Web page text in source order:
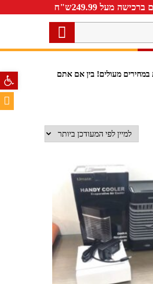
במחירים מעולים! בין אם אתם
פתח